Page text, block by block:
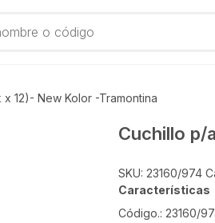
12)- New Kolor -Tramontina
Cuchillo p/
SKU: 23160/974
Características
Código.: 23160/